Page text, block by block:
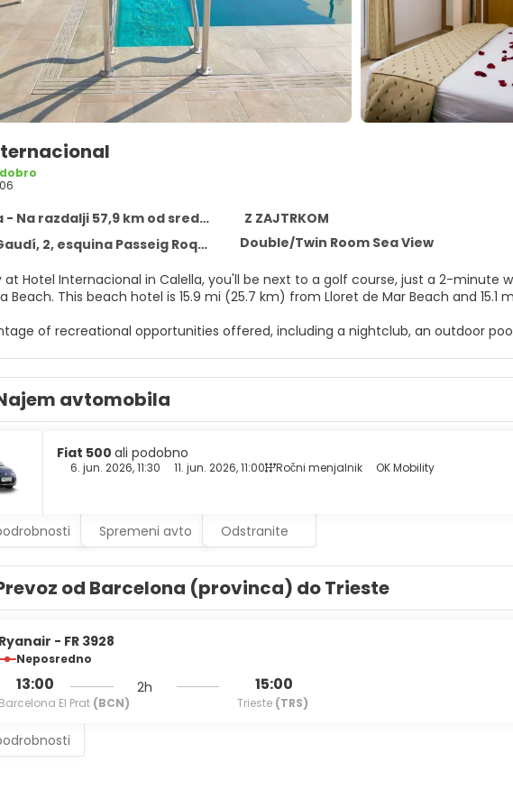
Na razdalji 57,9 km od središča
Z ZAJTRKOM
2, esquina Passeig Roques, Calella 08370
Double/Twin Room Sea View
at Hotel Internacional in Calella, you'll be next to a golf course, just a 2-minute
from Calella Beach. This beach hotel is 15.9 mi (25.7 km) from Lloret de Mar Beach
of recreational opportunities offered, including a nightclub, an outdoor
at home in one of the 120 air-conditioned rooms featuring flat-screen
wireless internet access keeps you connected, and satellite programming
bidets and hair dryers.
at the restaurant, or stay in and take advantage of the hotel's room service.
reception, held daily. Wrap up your day with a drink at the bar/lounge. A
to 10:30 AM.
include express check-in, a 24-hour front desk, and multilingual staff.
avtomobila
Fiat 500 ali podobno
6. jun. 2026, 11:30 11. jun. 2026, 11:00 Ročni menjalnik OK Mobility
Spremeni avto Odstranite
od Barcelona (provinca) do Trieste
Ryanair - FR 3928
Neposredno
13:00
Barcelona El Prat (BCN)
2h 15:00
Trieste (TRS)